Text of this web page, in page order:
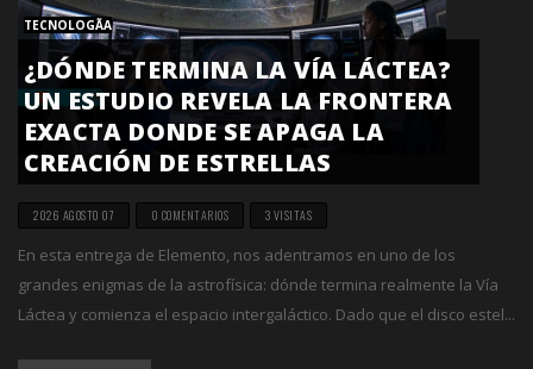
TECNOLOGÃ­A
¿DÓNDE TERMINA LA VÍA LÁCTEA?
UN ESTUDIO REVELA LA FRONTERA
EXACTA DONDE SE APAGA LA
CREACIÓN DE ESTRELLAS
2026 AGOSTO 07 0 COMENTARIOS 3 VISITAS
En esta entrega de Elemento, nos adentramos en uno de los
grandes enigmas de la astrofísica: dónde termina realmente la Vía
Láctea y comienza el espacio intergaláctico. Dado que el disco estel...